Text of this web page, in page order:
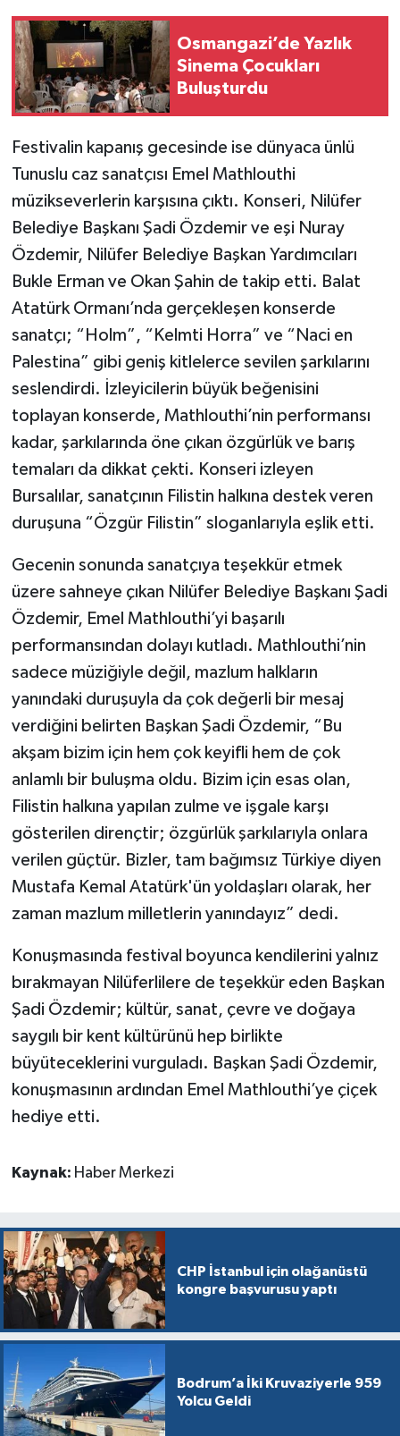
Osmangazi’de Yazlık
Sinema Çocukları
Buluşturdu
Festivalin kapanış gecesinde ise dünyaca ünlü
Tunuslu caz sanatçısı Emel Mathlouthi
müzikseverlerin karşısına çıktı. Konseri, Nilüfer
Belediye Başkanı Şadi Özdemir ve eşi Nuray
Özdemir, Nilüfer Belediye Başkan Yardımcıları
Bukle Erman ve Okan Şahin de takip etti. Balat
Atatürk Ormanı’nda gerçekleşen konserde
sanatçı; “Holm”, “Kelmti Horra” ve “Naci en
Palestina” gibi geniş kitlelerce sevilen şarkılarını
seslendirdi. İzleyicilerin büyük beğenisini
toplayan konserde, Mathlouthi’nin performansı
kadar, şarkılarında öne çıkan özgürlük ve barış
temaları da dikkat çekti. Konseri izleyen
Bursalılar, sanatçının Filistin halkına destek veren
duruşuna “Özgür Filistin” sloganlarıyla eşlik etti.
Gecenin sonunda sanatçıya teşekkür etmek
üzere sahneye çıkan Nilüfer Belediye Başkanı Şadi
Özdemir, Emel Mathlouthi’yi başarılı
performansından dolayı kutladı. Mathlouthi’nin
sadece müziğiyle değil, mazlum halkların
yanındaki duruşuyla da çok değerli bir mesaj
verdiğini belirten Başkan Şadi Özdemir, “Bu
akşam bizim için hem çok keyifli hem de çok
anlamlı bir buluşma oldu. Bizim için esas olan,
Filistin halkına yapılan zulme ve işgale karşı
gösterilen dirençtir; özgürlük şarkılarıyla onlara
verilen güçtür. Bizler, tam bağımsız Türkiye diyen
Mustafa Kemal Atatürk'ün yoldaşları olarak, her
zaman mazlum milletlerin yanındayız” dedi.
Konuşmasında festival boyunca kendilerini yalnız
bırakmayan Nilüferlilere de teşekkür eden Başkan
Şadi Özdemir; kültür, sanat, çevre ve doğaya
saygılı bir kent kültürünü hep birlikte
büyüteceklerini vurguladı. Başkan Şadi Özdemir,
konuşmasının ardından Emel Mathlouthi’ye çiçek
hediye etti.
Kaynak: Haber Merkezi
CHP İstanbul için olağanüstü
kongre başvurusu yaptı
Bodrum’a İki Kruvaziyerle 959
Yolcu Geldi